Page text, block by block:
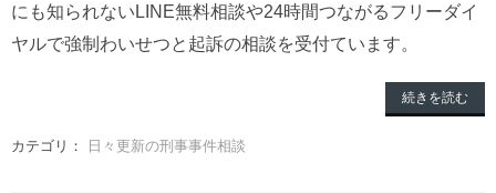
にも知られないLINE無料相談や24時間つながるフリーダイ
ヤルで強制わいせつと起訴の相談を受付ています。
続きを読む
カテゴリ： 日々更新の刑事事件相談